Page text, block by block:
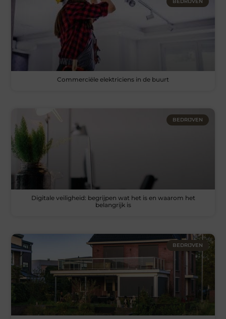
Commerciële elektriciens in de buurt
BEDRIJVEN
Digitale veiligheid: begrijpen wat het is en waarom het
belangrijk is
BEDRIJVEN